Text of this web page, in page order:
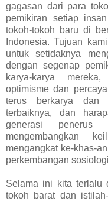
gagasan dari para
pemikiran setiap
tokoh-tokoh baru di
Indonesia. Tujuan
untuk setidaknya
dengan segenap
karya-karya
optimisme dan
terus berkarya dan
terbaiknya, dan
generasi
mengembangkan
mengangkat ke-khas-
perkembangan
Selama ini kita terlalu
tokoh barat dan